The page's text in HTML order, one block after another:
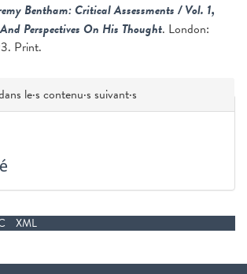
Bentham: Critical Assessments / Vol. 1,
Perspectives On His Thought. London:
Print.
le·s contenu·s suivant·s
XML